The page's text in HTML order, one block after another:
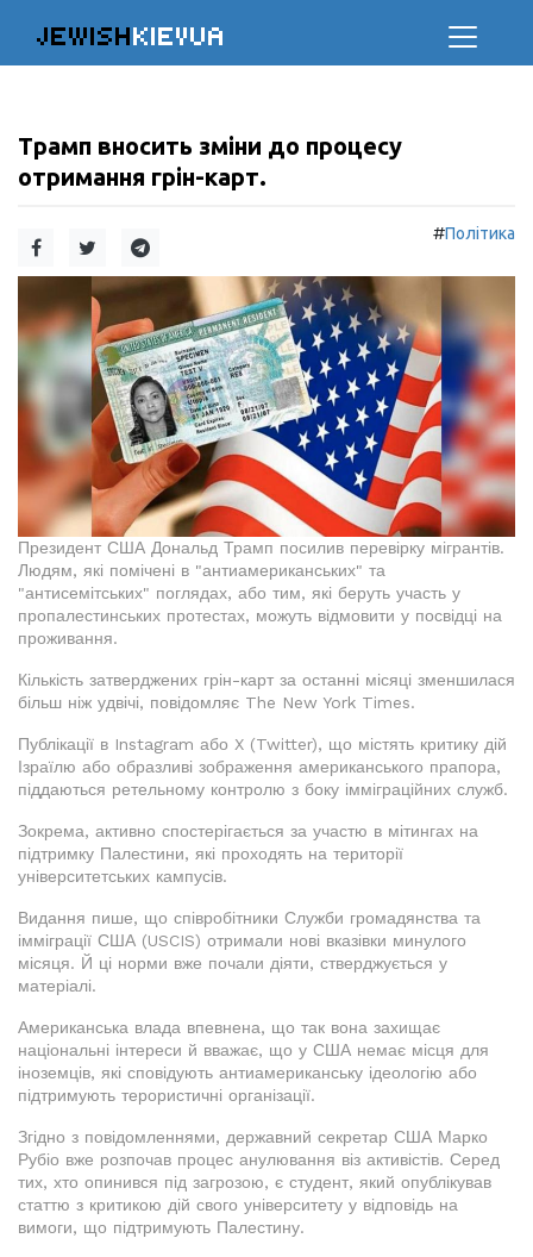
JEWISHKIEVUA
Трамп вносить зміни до процесу
отримання грін-карт.
#Політика
Президент США Дональд Трамп посилив перевірку мігрантів.
Людям, які помічені в "антиамериканських" та
"антисемітських" поглядах, або тим, які беруть участь у
пропалестинських протестах, можуть відмовити у посвідці на
проживання.
Кількість затверджених грін-карт за останні місяці зменшилася
більш ніж удвічі, повідомляє The New York Times.
Публікації в Instagram або X (Twitter), що містять критику дій
Ізраїлю або образливі зображення американського прапора,
піддаються ретельному контролю з боку імміграційних служб.
Зокрема, активно спостерігається за участю в мітингах на
підтримку Палестини, які проходять на території
університетських кампусів.
Видання пише, що співробітники Служби громадянства та
імміграції США (USCIS) отримали нові вказівки минулого
місяця. Й ці норми вже почали діяти, стверджується у
матеріалі.
Американська влада впевнена, що так вона захищає
національні інтереси й вважає, що у США немає місця для
іноземців, які сповідують антиамериканську ідеологію або
підтримують терористичні організації.
Згідно з повідомленнями, державний секретар США Марко
Рубіо вже розпочав процес анулювання віз активістів. Серед
тих, хто опинився під загрозою, є студент, який опублікував
статтю з критикою дій свого університету у відповідь на
вимоги, що підтримують Палестину.